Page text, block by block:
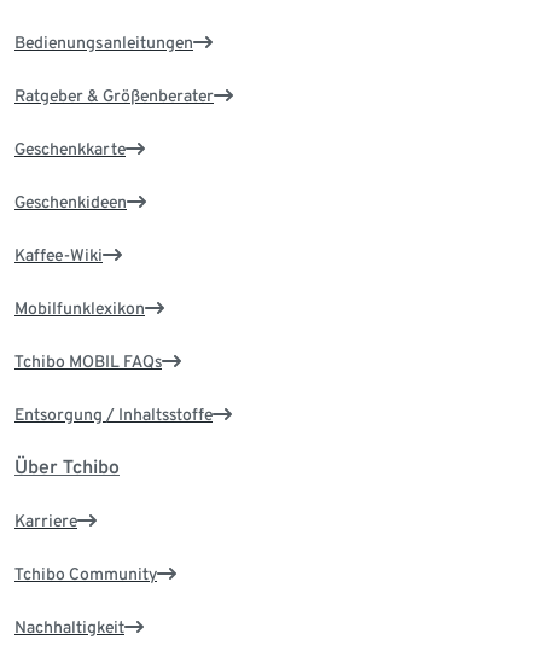
Bedienungsanleitungen
Ratgeber & Größenberater
Geschenkkarte
Geschenkideen
Kaffee-Wiki
Mobilfunklexikon
Tchibo MOBIL FAQs
Entsorgung / Inhaltsstoffe
Über Tchibo
Karriere
Tchibo Community
Nachhaltigkeit